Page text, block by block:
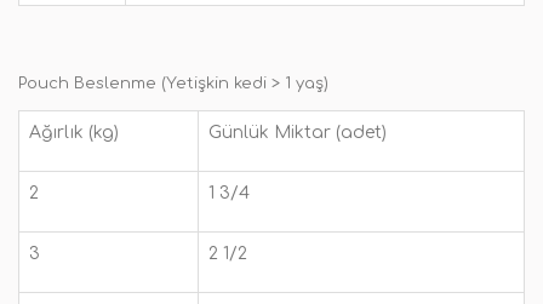
Pouch Beslenme (Yetişkin kedi > 1 yaş)
Ağırlık (kg) Günlük Miktar (adet)
2 1 3/4
3 2 1/2